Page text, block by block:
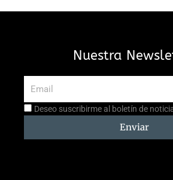
Nuestra
Aceptación
Deseo suscribirme al boletín de
Enviar